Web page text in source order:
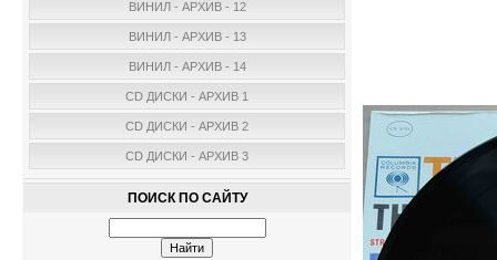
ВИНИЛ - АРХИВ - 12
ВИНИЛ - АРХИВ - 13
ВИНИЛ - АРХИВ - 14
CD ДИСКИ - АРХИВ 1
CD ДИСКИ - АРХИВ 2
CD ДИСКИ - АРХИВ 3
ПОИСК ПО САЙТУ